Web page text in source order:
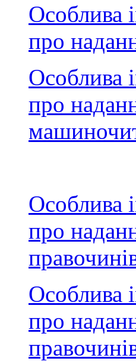
Особлива
про
Особлива
про
Особлива
про
Особлива
про